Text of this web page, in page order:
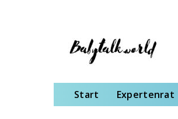
Start Expertenrat